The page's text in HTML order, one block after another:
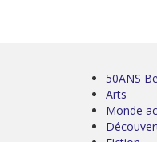
50ANS
Arts
Monde